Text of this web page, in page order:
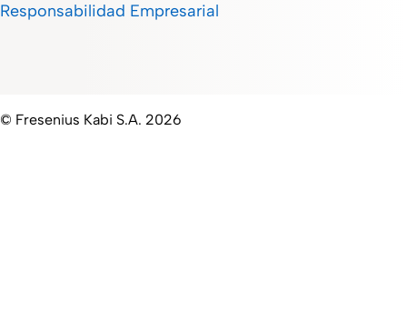
Responsabilidad Empresarial
© Fresenius Kabi S.A. 2026